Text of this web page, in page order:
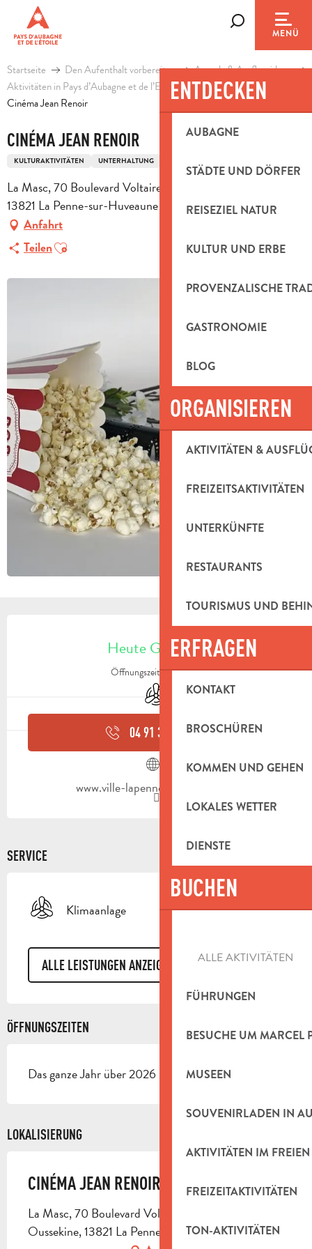
contenu
principal
MENÜ
ENTDECKEN
AUBAGNE
STÄDTE UND DÖRFER
REISEZIEL NATUR
KULTUR UND ERBE
PROVENZALISCHE
GASTRONOMIE
BLOG
ORGANISIEREN
AKTIVITÄTEN &
FREIZEITSAKTIVITÄTEN
UNTERKÜNFTE
RESTAURANTS
TOURISMUS UND
ERFRAGEN
KONTAKT
BROSCHÜREN
KOMMEN UND GEHEN
LOKALES WETTER
DIENSTE
BUCHEN
ALLE AKTIVITÄTEN
FÜHRUNGEN
BESUCHE UM MARCEL
MUSEEN
SOUVENIRLADEN IN
AKTIVITÄTEN IM FREIEN
FREIZEITAKTIVITÄTEN
TON-AKTIVITÄTEN
Startseite Den Aufenthalt vorbereiten
Agenda & Ausflugsideen
Aktivitäten in Pays d’Aubagne et de l’Etoile
Freizeit
Cinéma Jean Renoir
CINÉMA JEAN RENOIR
KULTURAKTIVITÄTEN UNTERHALTUNG
La Masc, 70 Boulevard Voltaire, Montée Malik Oussekine,
13821 La Penne-sur-Huveaune
Anfahrt
TeilenAjouter aux favoris
ÖFFNUNGSZEITEN &
Heute Geöffnet
Öffnungszeiten ansehen
Klimaanlage
04 91 31 32▒▒
www.ville-lapennesurhuveaune.fr
SERVICE
Klimaanlage
ALLE LEISTUNGEN ANZEIGEN
ÖFFNUNGSZEITEN
Das ganze Jahr über 2026 - Geöffnet jeden tag
LOKALISIERUNG
CINÉMA JEAN RENOIR
La Masc, 70 Boulevard Voltaire, Montée Malik
Oussekine, 13821 La Penne-sur-Huveaune